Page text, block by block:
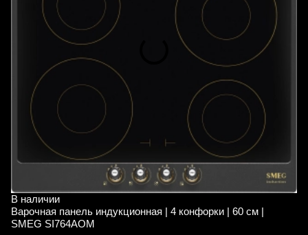
В наличии
Варочная панель индукционная | 4 конфорки | 60 см |
SMEG SI764AOM